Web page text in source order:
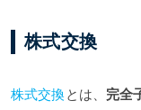
株式交換
株式交換とは、 完全